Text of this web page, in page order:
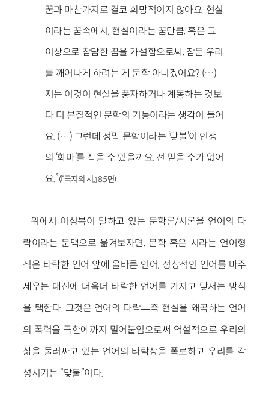
꿈과 마찬가지로 결코 희망적이지 않아요. 현실
이라는 꿈속에서, 현실이라는 꿈만큼, 혹은 그
이상으로 참담한 꿈을 가설함으로써, 잠든 우리
를 깨어나게 하려는 게 문학 아니겠어요? (…)
저는 이것이 현실을 풍자하거나 계몽하는 것보
다 더 본질적인 문학의 기능이라는 생각이 들어
요. (…) 그런데 정말 문학이라는 ‘맞불’이 인생
의 ‘화마’를 잡을 수 있을까요. 전 믿을 수가 없어
요.”(『극지의 시』 85면)
위에서 이성복이 말하고 있는 문학론/시론을 언어의 타
락이라는 문맥으로 옮겨보자면, 문학 혹은 시라는 언어형
식은 타락한 언어 앞에 올바른 언어, 정상적인 언어를 마주
세우는 대신에 더욱더 타락한 언어를 가지고 맞서는 방식
을 택한다. 그것은 언어의 타락―즉 현실을 왜곡하는 언어
의 폭력을 극한에까지 밀어붙임으로써 역설적으로 우리의
삶을 둘러싸고 있는 언어의 타락상을 폭로하고 우리를 각
성시키는 “맞불”이다.